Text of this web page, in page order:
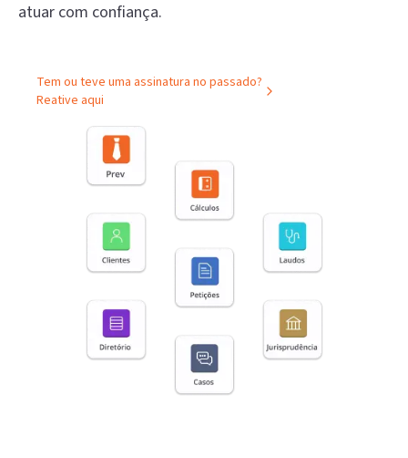
atuar com confiança.
Tem ou teve uma assinatura no passado?
Reative aqui